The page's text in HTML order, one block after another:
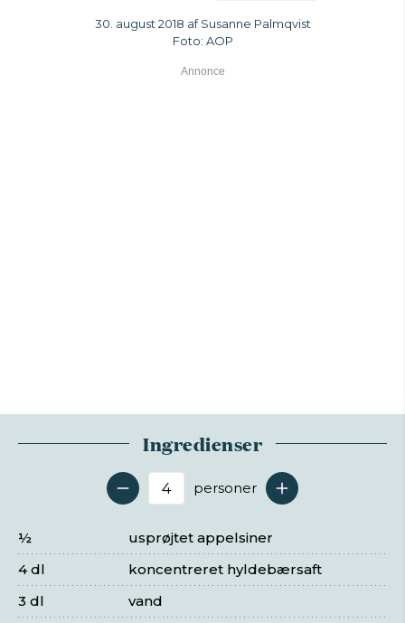
30. august 2018 af Susanne Palmqvist
Foto: AOP
Ingredienser
Antal serveringer
personer
usprøjtet appelsiner
½
koncentreret hyldebærsaft
4 dl
vand
3 dl